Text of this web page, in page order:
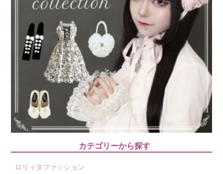
カテゴリーから探す
ロリィタファッション